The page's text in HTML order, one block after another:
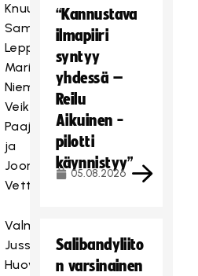
Knuuti,
Samuli
Leppäniemi,
Marius
Niemelä,
Veikko
Paajanen
ja
Joonas
Vettensaari.
Valmentajat:
Jussi
Huovinen,
“Kannustava
ilmapiiri
syntyy
yhdessä –
Reilu
Aikuinen -
pilotti
käynnistyy”
05.08.2026
Salibandyliito
n varsinainen